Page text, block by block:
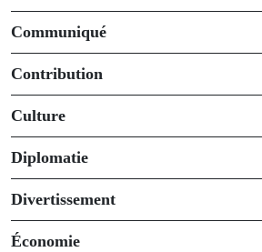
Communiqué
Contribution
Culture
Diplomatie
Divertissement
Économie